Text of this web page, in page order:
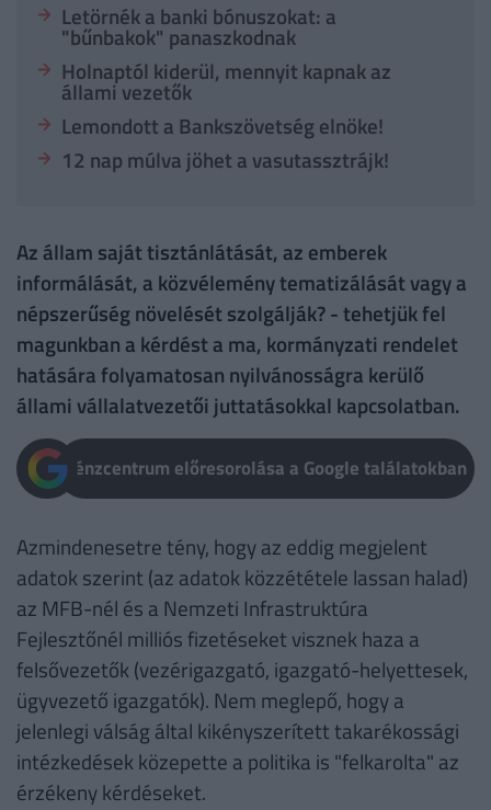
Letörnék a banki bónuszokat: a
"bűnbakok" panaszkodnak
Holnaptól kiderül, mennyit kapnak az
állami vezetők
Lemondott a Bankszövetség elnöke!
12 nap múlva jöhet a vasutassztrájk!
Az állam saját tisztánlátását, az emberek
informálását, a közvélemény tematizálását vagy a
népszerűség növelését szolgálják? - tehetjük fel
magunkban a kérdést a ma, kormányzati rendelet
hatására folyamatosan nyilvánosságra kerülő
állami vállalatvezetői juttatásokkal kapcsolatban.
Pénzcentrum előresorolása a Google találatokban
Azmindenesetre tény, hogy az eddig megjelent
adatok szerint (az adatok közzététele lassan halad)
az MFB-nél és a Nemzeti Infrastruktúra
Fejlesztőnél milliós fizetéseket visznek haza a
felsővezetők (vezérigazgató, igazgató-helyettesek,
ügyvezető igazgatók). Nem meglepő, hogy a
jelenlegi válság által kikényszerített takarékossági
intézkedések közepette a politika is "felkarolta" az
érzékeny kérdéseket.